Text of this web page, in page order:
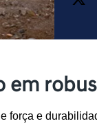
em
força e